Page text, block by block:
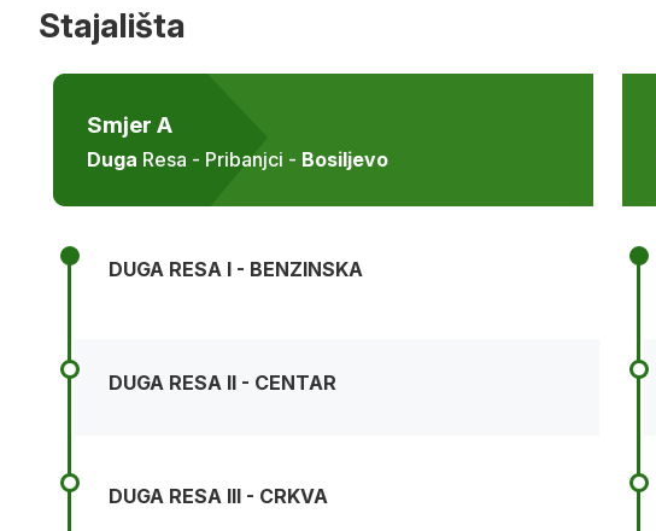
Stajališta
Smjer A
Duga Resa - Pribanjci - Bosiljevo
DUGA RESA I - BENZINSKA
DUGA RESA II - CENTAR
DUGA RESA III - CRKVA